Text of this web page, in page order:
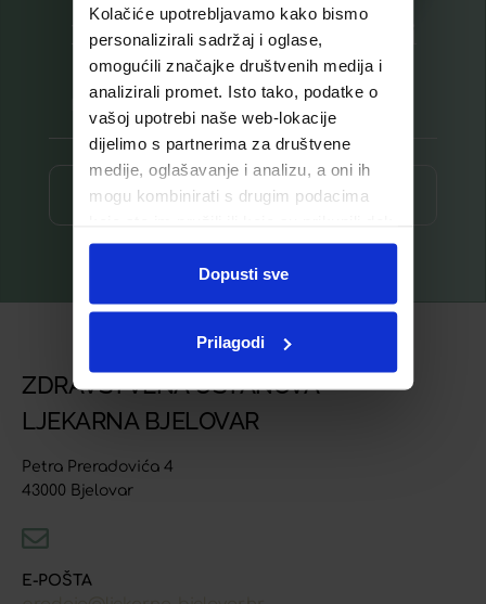
Kolačiće upotrebljavamo kako bismo
personalizirali sadržaj i oglase,
omogućili značajke društvenih medija i
analizirali promet. Isto tako, podatke o
vašoj upotrebi naše web-lokacije
dijelimo s partnerima za društvene
medije, oglašavanje i analizu, a oni ih
mogu kombinirati s drugim podacima
ste upotrebljavali njihove usluge.
Dopusti sve
Prilagodi
Prijavite se na listu za novosti
Prijava ⟶
ZDRAVSTVENA USTANOVA
LJEKARNA BJELOVAR
Petra Preradovića 4
43000 Bjelovar
E-POŠTA